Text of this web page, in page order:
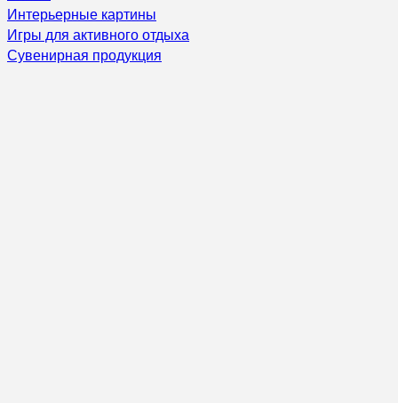
Интерьерные картины
Игры для активного отдыха
Сувенирная продукция